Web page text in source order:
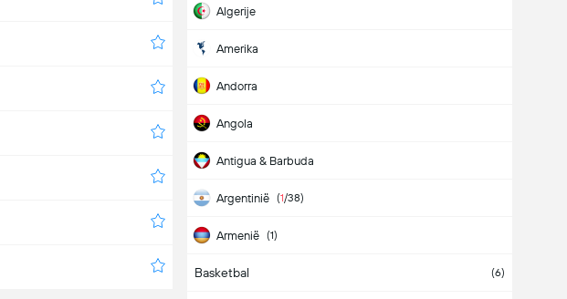
Algerije
Amerika
Andorra
Angola
Antigua & Barbuda
Argentinië (1/38)
Armenië (1)
Aruba
Basketbal (6)